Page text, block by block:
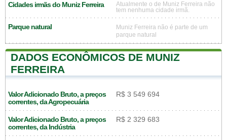
Cidades irmãs do Muniz Ferreira
Atualmente o de Muniz Ferreira não
tem nenhuma cidade irmã.
Parque natural
Muniz Ferreira não é parte de um
parque natural
DADOS ECONÔMICOS DE MUNIZ
FERREIRA
Valor Adicionado Bruto, a preços
correntes, da Agropecuária
R$ 3 549 694
Valor Adicionado Bruto, a preços
correntes, da Indústria
R$ 2 329 683